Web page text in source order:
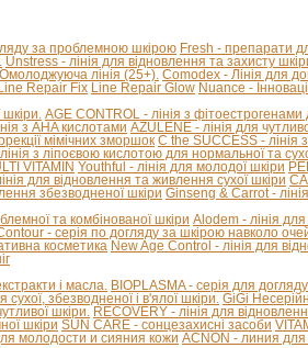
за проблемною шкірою Fresh - препарати
Unstress - лінія для відновлення та захисту
лінія (25+). Comodex - Лінія для
Line Repair Fix Line Repair Glow Nuance -
шкіри. AGE CONTROL - лінія з фітоестрогенами
з AHA кислотами AZULENE - лінія для
мімічних зморшок C the SUCCESS - лінія
з ліпоєвою кислотою для нормальної та
VITAMIN Youthful - лінія для молодої шкіри
для відновлення та живлення сухої шкіри
збезводненої шкіри Ginseng & Carrot -
та комбінованої шкіри Alodem - лінія
- серія по догляду за шкірою навколо
косметика New Age Control - лінія для
і масла. BIOPLASMA - серія для
збезводненої і в'ялої шкіри. GiGi
​​шкіри. RECOVERY - лінія для
шкіри SUN CARE - сонцезахисні засоби
молодости и сияния кожи ACNON - линия